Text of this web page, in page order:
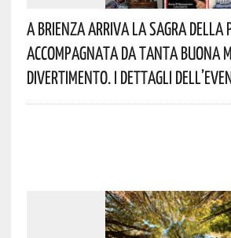
A Brienza Arriva La Sagra
Accompagnata Da Tanta Buona
Divertimento. I Dettagli